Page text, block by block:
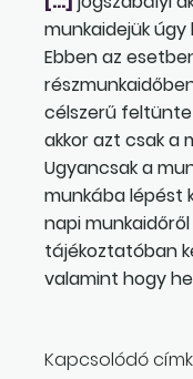
munkaidejük
Ebben az
célszerű
akkor azt csak a
Ugyancsak a
munkába lépést
napi
tájékoztatóban
valamint hogy
Kapcsolódó